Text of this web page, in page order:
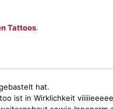
Tattoos.
hat.
ist in Wirklichkeit